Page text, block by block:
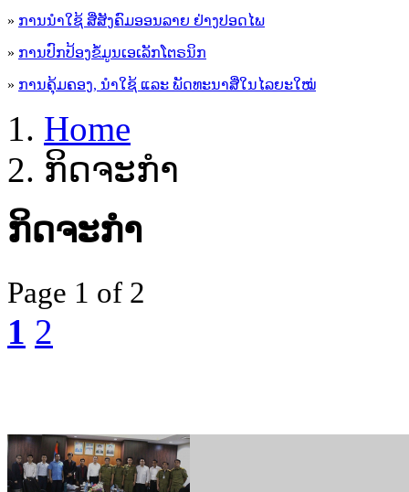
» ການນຳໃຊ້ ສື່ສັງຄົມອອນລາຍ ຢ່າງປອດໄພ
» ການ​ປົກ​ປ້ອງ​ຂໍ້​ມູນ​ເອ​ເລັກ​ໂຕ​ຣ​ນິກ
» ການຄຸ້ມຄອງ, ນໍາໃຊ້ ແລະ ພັດທະນາສື່ໃນໄລຍະໃໝ່
Home
ກິດຈະກຳ
ກິດຈະກຳ
Page 1 of 2
1 2